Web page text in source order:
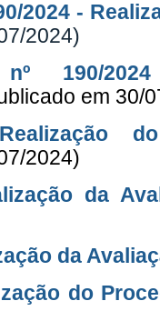
2024 -
2024)
nº 190/
em 30/
2024)
da
da
do